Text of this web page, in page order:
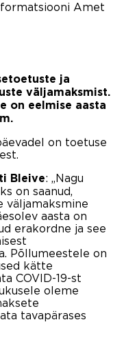
Amet
ja
väljamaksmist.
on eelmise aasta
on toetuse
Bleive: „Nagu
on saanud,
väljamaksmine
aasta on
erakordne ja see
Põllumeestele on
kätte
COVID-19-st
oleme
tavapärases